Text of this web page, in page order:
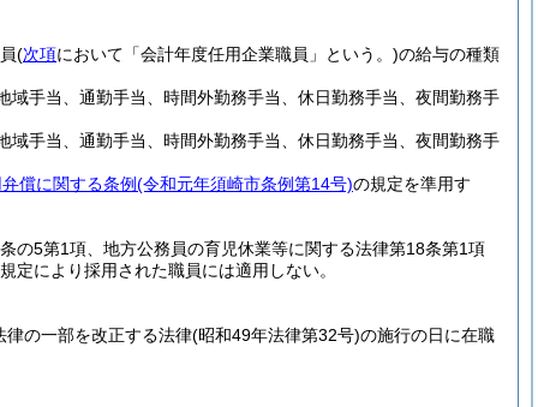
(次項において「会計年度任用企業職員」という。)の給与の種類
手当、通勤手当、時間外勤務手当、休日勤務手当、夜間勤務手
手当、通勤手当、時間外勤務手当、休日勤務手当、夜間勤務手
償に関する条例(令和元年須崎市条例第14号)の規定を準用す
の5第1項、地方公務員の育児休業等に関する法律第18条第1項
定により採用された職員には適用しない。
の一部を改正する法律(昭和49年法律第32号)の施行の日に在職